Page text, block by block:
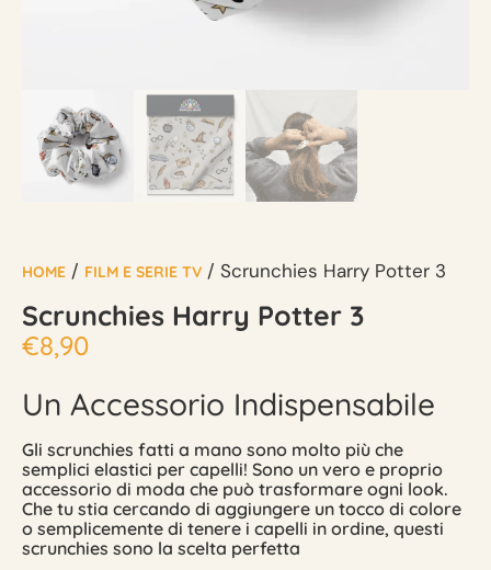
HOME / FILM E SERIE TV / Scrunchies Harry Potter 3
Scrunchies Harry Potter 3
€8,90
Un Accessorio Indispensabile
Gli scrunchies fatti a mano sono molto più che
semplici elastici per capelli! Sono un vero e proprio
accessorio di moda che può trasformare ogni look.
Che tu stia cercando di aggiungere un tocco di colore
o semplicemente di tenere i capelli in ordine, questi
scrunchies sono la scelta perfetta